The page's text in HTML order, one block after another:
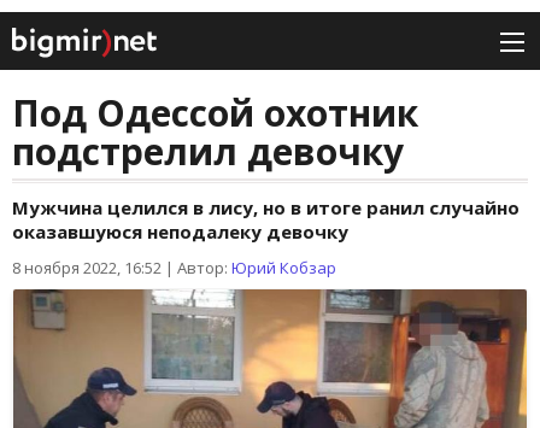
Под Одессой охотник
подстрелил девочку
Мужчина целился в лису, но в итоге ранил случайно
оказавшуюся неподалеку девочку
8 ноября 2022, 16:52 | Автор: Юрий Кобзар